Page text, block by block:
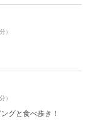
）
）
グと食べ歩き！